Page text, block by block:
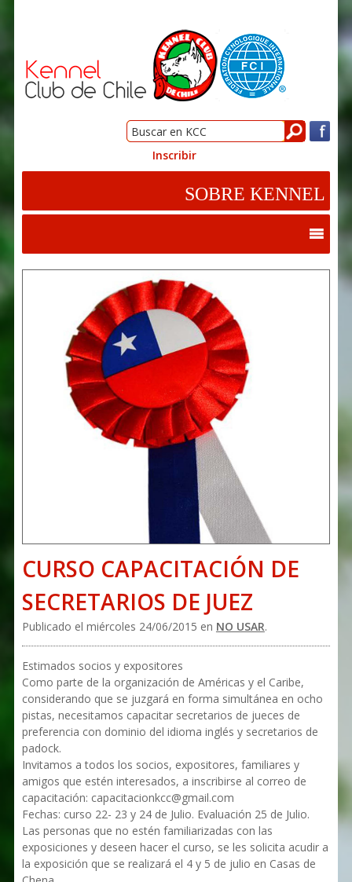
Inscribir
CURSO CAPACITACIÓN DE
SECRETARIOS DE JUEZ
Publicado el miércoles 24/06/2015 en NO USAR.
Estimados socios y expositores
Como parte de la organización de Américas y el Caribe,
considerando que se juzgará en forma simultánea en ocho
pistas, necesitamos capacitar secretarios de jueces de
preferencia con dominio del idioma inglés y secretarios de
padock.
Invitamos a todos los socios, expositores, familiares y
amigos que estén interesados, a inscribirse al correo de
capacitación: capacitacionkcc@gmail.com
Fechas: curso 22- 23 y 24 de Julio. Evaluación 25 de Julio.
Las personas que no estén familiarizadas con las
exposiciones y deseen hacer el curso, se les solicita acudir a
la exposición que se realizará el 4 y 5 de julio en Casas de